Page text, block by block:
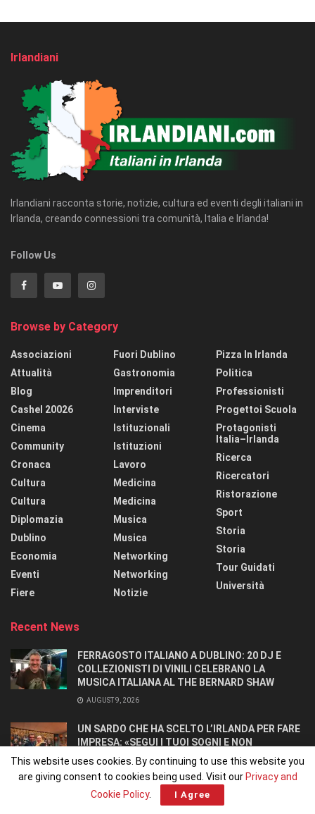
Irlandiani
Irlandiani racconta storie, notizie, cultura ed eventi degli italiani in
Irlanda, creando connessioni tra comunità, Italia e Irlanda!
Follow Us
Browse by Category
Associazioni
Attualità
Blog
Cashel 20026
Cinema
Community
Cronaca
Cultura
Cultura
Diplomazia
Dublino
Economia
Eventi
Fiere
Fuori Dublino
Gastronomia
Imprenditori
Interviste
Istituzionali
Istituzioni
Lavoro
Medicina
Medicina
Musica
Musica
Networking
Networking
Notizie
Pizza In Irlanda
Politica
Professionisti
Progettoi Scuola
Protagonisti
Italia–Irlanda
Ricerca
Ricercatori
Ristorazione
Sport
Storia
Storia
Tour Guidati
Università
Recent News
FERRAGOSTO ITALIANO A DUBLINO: 20 DJ E
COLLEZIONISTI DI VINILI CELEBRANO LA
MUSICA ITALIANA AL THE BERNARD SHAW
AUGUST 9, 2026
UN SARDO CHE HA SCELTO L’IRLANDA PER FARE
IMPRESA: «SEGUI I TUOI SOGNI E NON
RINUNCIARCI». SI CONOSCONO IN UN OSTELLO.
AUGUST 8, 2026
This website uses cookies. By continuing to use this website you
are giving consent to cookies being used. Visit our Privacy and
Cookie Policy. I Agree